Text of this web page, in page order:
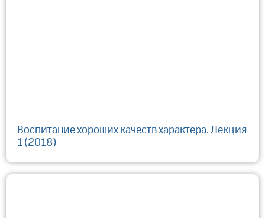
Воспитание хороших качеств характера. Лекция
1 (2018)